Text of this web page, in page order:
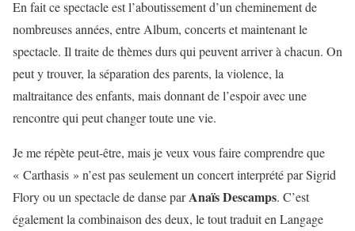
En fait ce spectacle est l’aboutissement d’un cheminement de
nombreuses années, entre Album, concerts et maintenant le
spectacle. Il traite de thèmes durs qui peuvent arriver à chacun. On
peut y trouver, la séparation des parents, la violence, la
maltraitance des enfants, mais donnant de l’espoir avec une
rencontre qui peut changer toute une vie.
Je me répète peut-être, mais je veux vous faire comprendre que
« Carthasis » n’est pas seulement un concert interprété par Sigrid
Flory ou un spectacle de danse parAnaïs Descamps. C’est
également la combinaison des deux, le tout traduit en Langage